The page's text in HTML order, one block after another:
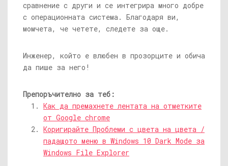
сравнение с други и се интегрира много добре
с операционната система. Благодаря ви,
момчета, че четете, следете за още.
Инженер, който е влюбен в прозорците и обича
да пише за него!
Препоръчително за теб:
Как да премахнете лентата на отметките
от Google chrome
Коригирайте Проблеми с цвета на цвета /
падащото меню в Windows 10 Dark Mode за
Windows File Explorer